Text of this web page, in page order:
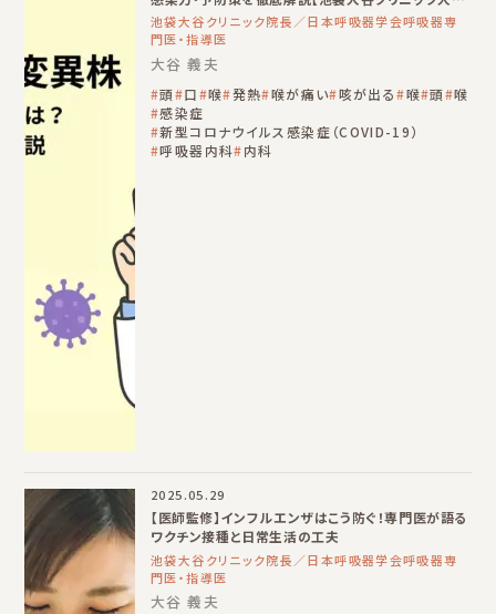
義夫院長】
池袋大谷クリニック院長／日本呼吸器学会呼吸器専
門医・指導医
大谷 義夫
頭 口 喉 発熱 喉が痛い 咳が出る 喉 頭 喉
感染症
新型コロナウイルス感染症（COVID-19）
呼吸器内科 内科
2025.05.29
【医師監修】インフルエンザはこう防ぐ！専門医が語る
ワクチン接種と日常生活の工夫
池袋大谷クリニック院長／日本呼吸器学会呼吸器専
門医・指導医
大谷 義夫